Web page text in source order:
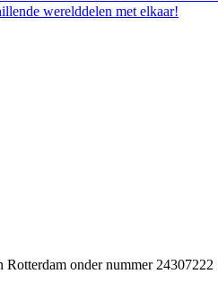
werelddelen met elkaar!
onder nummer 24307222